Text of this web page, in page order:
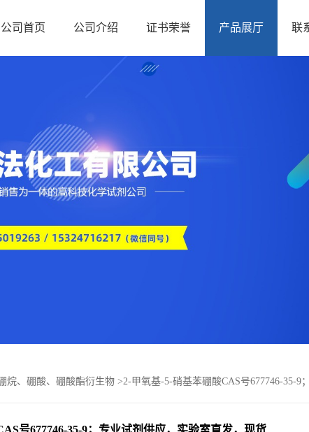
公司首页 公司介绍 证书荣誉 产品展厅 联
烷、硼酸、硼酸酯衍生物 >2-甲氧基-5-硝基苯硼酸CAS号677746-35-
号677746-35-9；专业试剂供应，实验室直发，现货